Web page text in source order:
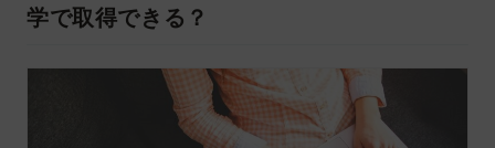
学で取得できる？